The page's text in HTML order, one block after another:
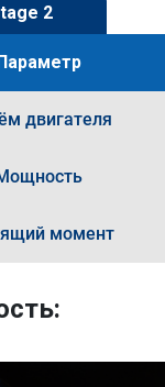
2
двигателя
момент